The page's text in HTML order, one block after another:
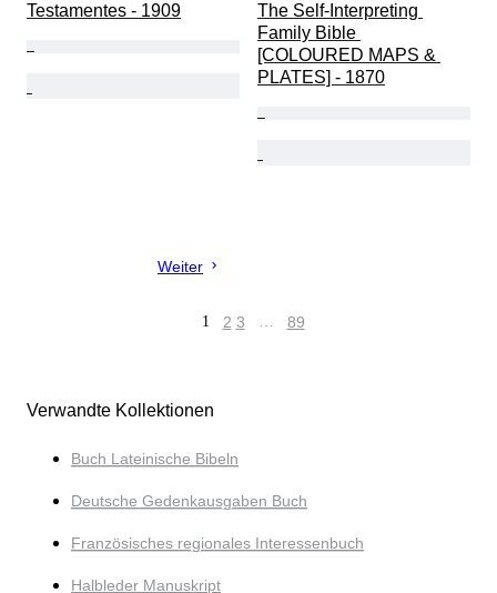
Testamentes - 1909
The Self-Interpreting
Family Bible
[COLOURED MAPS &
PLATES] - 1870
Weiter
1 2 3 … 89
Verwandte Kollektionen
Buch Lateinische Bibeln
Deutsche Gedenkausgaben Buch
Französisches regionales Interessenbuch
Halbleder Manuskript